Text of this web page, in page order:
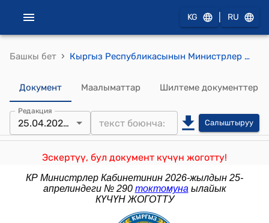
KG RU
Башкы бет › Кыргыз Республикасынын Министрлер Кабинетинин 2022-жылдын 30-мартындагы № 185 "Маданият, искусство, маалымат жана спорт мекемелеринин кызматкерлерине эмгек акы төлөөнүн шарттары жөнүндө" токтому
Документ Маалыматтар Шилтеме документтер
Редакция
25.04.2026 № 290 Салыштыруу
Эскертүү, бул документ күчүн жоготту!